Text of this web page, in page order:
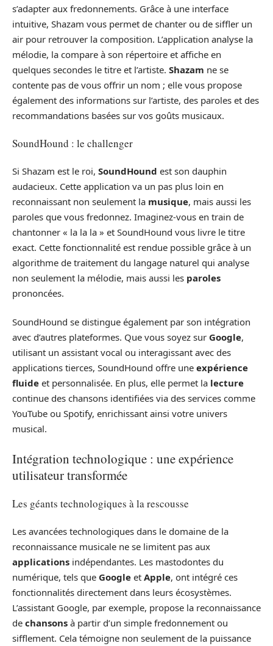
s’adapter aux fredonnements. Grâce à une interface
intuitive, Shazam vous permet de chanter ou de siffler un
air pour retrouver la composition. L’application analyse la
mélodie, la compare à son répertoire et affiche en
quelques secondes le titre et l’artiste. Shazam ne se
contente pas de vous offrir un nom ; elle vous propose
également des informations sur l’artiste, des paroles et des
recommandations basées sur vos goûts musicaux.
SoundHound : le challenger
Si Shazam est le roi, SoundHound est son dauphin
audacieux. Cette application va un pas plus loin en
reconnaissant non seulement la musique, mais aussi les
paroles que vous fredonnez. Imaginez-vous en train de
chantonner « la la la » et SoundHound vous livre le titre
exact. Cette fonctionnalité est rendue possible grâce à un
algorithme de traitement du langage naturel qui analyse
non seulement la mélodie, mais aussi les paroles
prononcées.
SoundHound se distingue également par son intégration
avec d’autres plateformes. Que vous soyez sur Google,
utilisant un assistant vocal ou interagissant avec des
applications tierces, SoundHound offre une expérience
fluide et personnalisée. En plus, elle permet la lecture
continue des chansons identifiées via des services comme
YouTube ou Spotify, enrichissant ainsi votre univers
musical.
Intégration technologique : une expérience
utilisateur transformée
Les géants technologiques à la rescousse
Les avancées technologiques dans le domaine de la
reconnaissance musicale ne se limitent pas aux
applications indépendantes. Les mastodontes du
numérique, tels que Google et Apple, ont intégré ces
fonctionnalités directement dans leurs écosystèmes.
L’assistant Google, par exemple, propose la reconnaissance
de chansons à partir d’un simple fredonnement ou
sifflement. Cela témoigne non seulement de la puissance